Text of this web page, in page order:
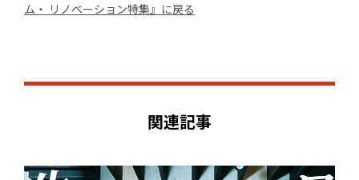
ム・ リノベーション特集』に戻る
関連記事